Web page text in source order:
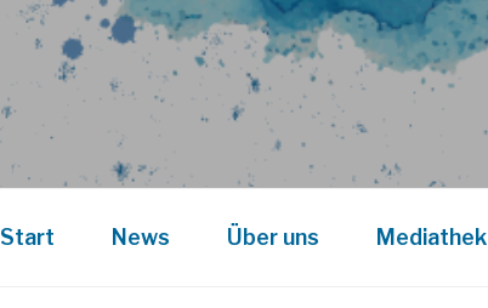
Start News Über uns Mediathek